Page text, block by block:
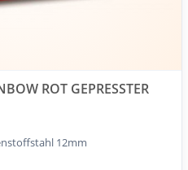
ROT GEPRESSTER
12mm